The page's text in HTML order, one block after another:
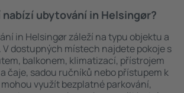
ubytování in Helsingør?
in Helsingør záleží na typu objektu a
dostupných místech najdete pokoje s
balkonem, klimatizací, přístrojem
čaje, sadou ručníků nebo přístupem k
využít bezplatné parkování,